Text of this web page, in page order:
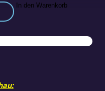
In den Warenkorb